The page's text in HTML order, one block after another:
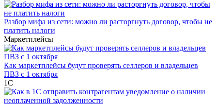
Разбор мифа из сети: можно ли расторгнуть договор, чтобы не
платить налоги
Маркетплейсы
Как маркетплейсы будут проверять селлеров и владельцев
ПВЗ с 1 октября
1С